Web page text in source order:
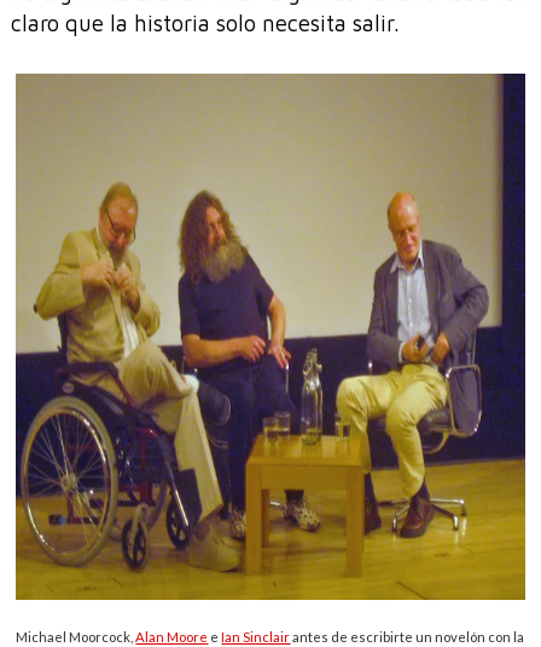
claro que la historia solo necesita salir.
Michael Moorcock,Alan Moore eIan Sinclairantes de escribirte un novelón con la